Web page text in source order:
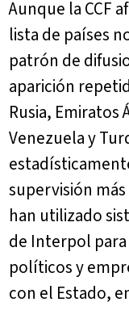
Aunque la CCF
lista de países
patrón de
aparición
Rusia, Emiratos
Venezuela y
supervisión
han utilizado
de Interpol
políticos y
con el Estado,